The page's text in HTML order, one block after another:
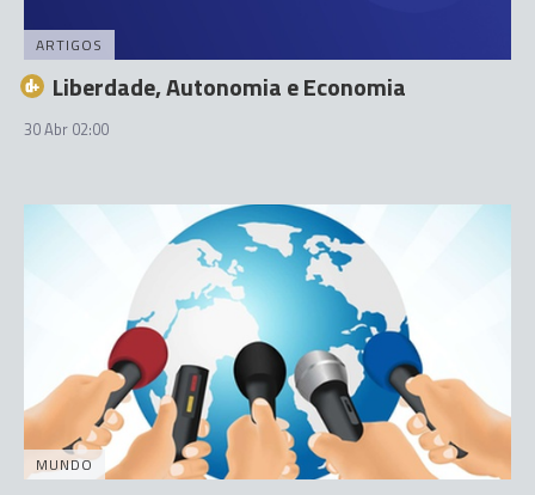
ARTIGOS
Liberdade, Autonomia e Economia
30 Abr 02:00
MUNDO